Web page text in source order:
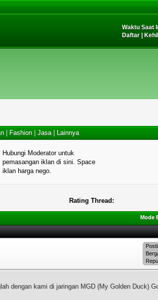
Waktu Saat
Daftar
Fashion |Jasa| Lainnya
Hubungi Moderator untuk
pemasangan iklan di sini. Space
iklan harga nego.
Rating Thread:
Mode
dengan kami di jaringan MGD (My Golden Duck)